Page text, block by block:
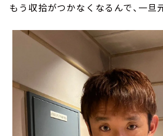
もう収拾がつかなくなるんで、一旦